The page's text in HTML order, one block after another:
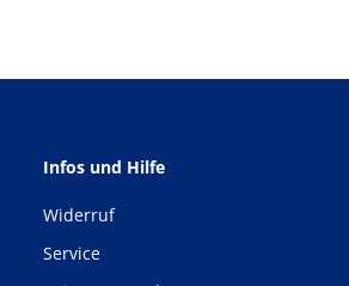
Infos und Hilfe
Widerruf
Service